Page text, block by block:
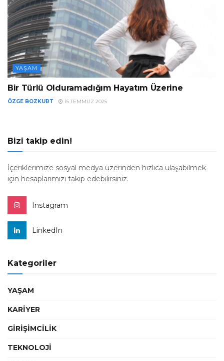
YAŞAM
Bir Türlü Olduramadığım Hayatım Üzerine
ÖZGE BOZKURT 15 TEMMUZ 2025
Bizi takip edin!
İçeriklerimize sosyal medya üzerinden hızlıca ulaşabilmek
için hesaplarımızı takip edebilirsiniz.
Instagram
LinkedIn
Kategoriler
YAŞAM
KARİYER
GİRİŞİMCİLİK
TEKNOLOJİ